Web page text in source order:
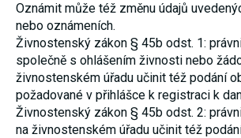
Oznámit může též změnu údajů
nebo oznámeních.
Živnostenský zákon § 45b odst. 1:
společně s ohlášením živnosti nebo
živnostenském úřadu učinit též podání
požadované v přihlášce k registraci k
Živnostenský zákon § 45b odst. 2:
na živnostenském úřadu učinit též